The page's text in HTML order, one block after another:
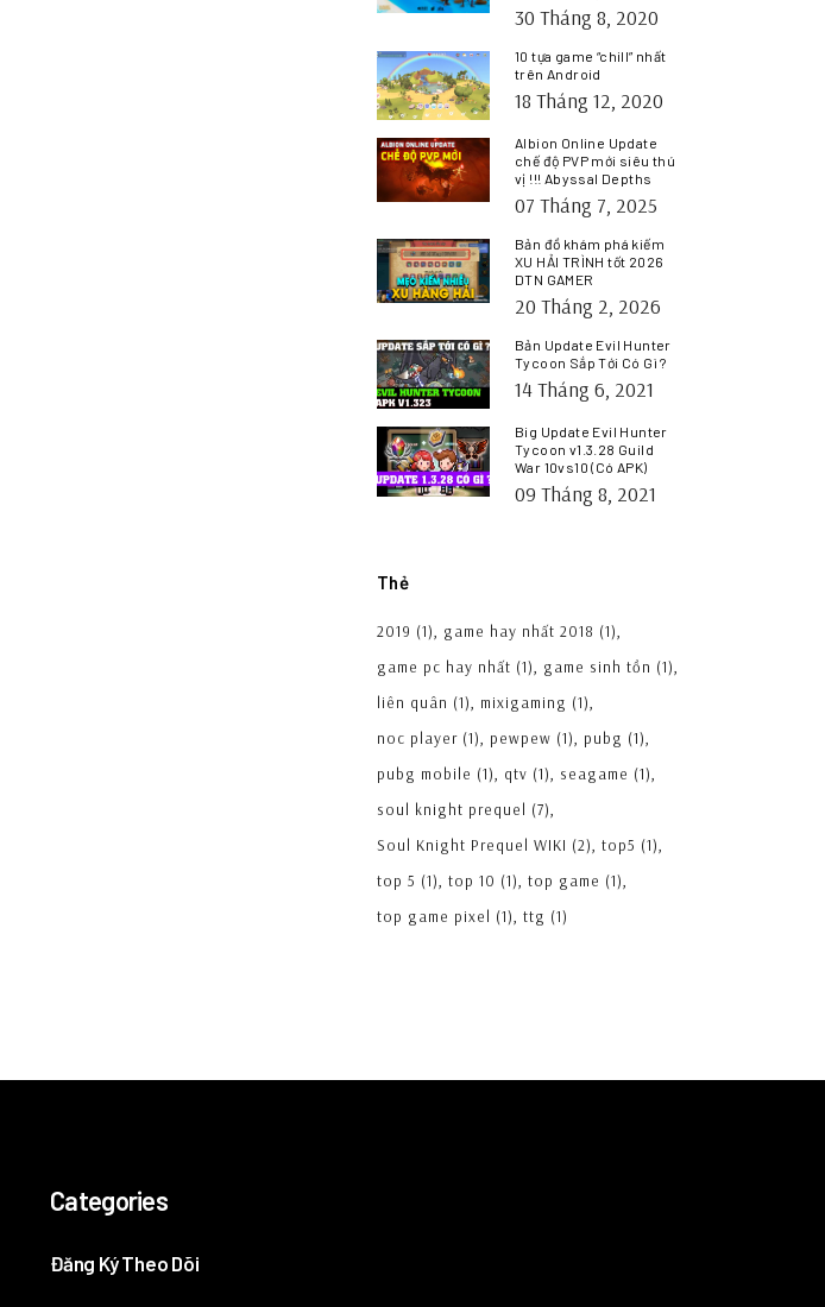
30 Tháng 8, 2020
10 tựa game “chill” nhất
trên Android
18 Tháng 12, 2020
Albion Online Update
chế độ PVP mới siêu thú
vị !!! Abyssal Depths
07 Tháng 7, 2025
Bản đồ khám phá kiếm
XU HẢI TRÌNH tốt 2026
DTN GAMER
20 Tháng 2, 2026
Bản Update Evil Hunter
Tycoon Sắp Tới Có Gì ?
14 Tháng 6, 2021
Big Update Evil Hunter
Tycoon v1.3.28 Guild
War 10vs10 (Có APK)
09 Tháng 8, 2021
Thẻ
2019 (1) game hay nhất 2018 (1)
game pc hay nhất (1) game sinh tồn (1)
liên quân (1) mixigaming (1)
noc player (1) pewpew (1) pubg (1)
pubg mobile (1) qtv (1) seagame (1)
soul knight prequel (7)
Soul Knight Prequel WIKI (2) top5 (1)
top 5 (1) top 10 (1) top game (1)
top game pixel (1) ttg (1)
Categories
Đăng Ký Theo Dõi